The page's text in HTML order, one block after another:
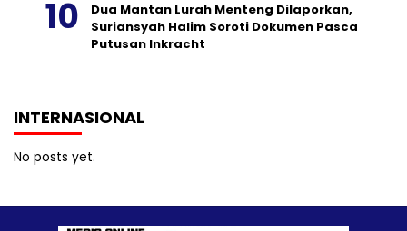
Dua Mantan Lurah Menteng Dilaporkan,
Suriansyah Halim Soroti Dokumen Pasca
Putusan Inkracht
INTERNASIONAL
No posts yet.